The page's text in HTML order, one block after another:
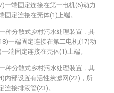
一端固定连接在第一电机(6)动力
固定连接在壳体(1)上端。
种分散式乡村污水处理装置，其
一端固定连接在第二电机(17)动
端固定连接在壳体(1)上端。
种分散式乡村污水处理装置，其
内部设置有活性炭滤网(22)，所
连接排液管(23)。